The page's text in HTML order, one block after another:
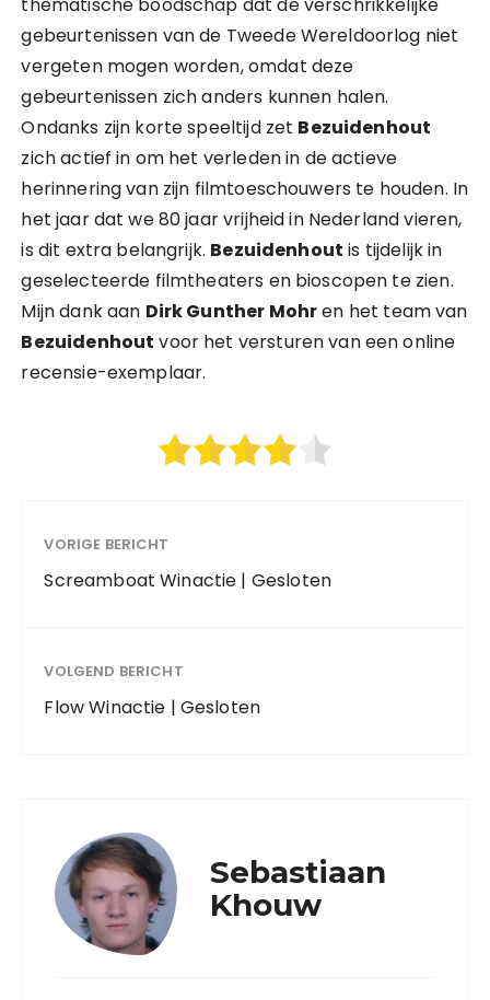
thematische boodschap dat de verschrikkelijke
gebeurtenissen van de Tweede Wereldoorlog niet
vergeten mogen worden, omdat deze
gebeurtenissen zich anders kunnen halen.
Ondanks zijn korte speeltijd zet Bezuidenhout
zich actief in om het verleden in de actieve
herinnering van zijn filmtoeschouwers te houden. In
het jaar dat we 80 jaar vrijheid in Nederland vieren,
is dit extra belangrijk. Bezuidenhout is tijdelijk in
geselecteerde filmtheaters en bioscopen te zien.
Mijn dank aan Dirk Gunther Mohren het team van
Bezuidenhout voor het versturen van een online
recensie-exemplaar.
VORIGE BERICHT
Screamboat Winactie | Gesloten
VOLGEND BERICHT
Flow Winactie | Gesloten
Sebastiaan
Khouw